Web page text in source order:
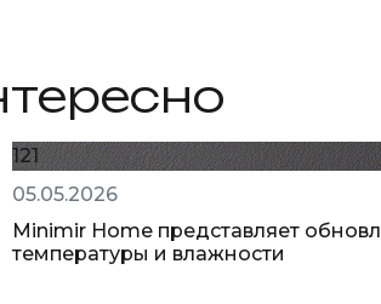
121
05.05.2026
Minimir Home представляет
температуры и влажности